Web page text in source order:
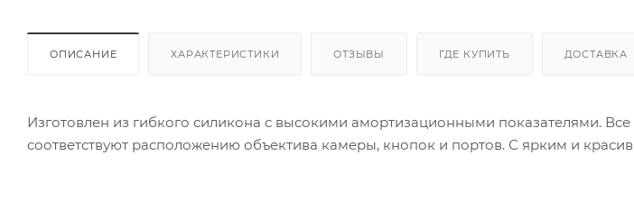
ОПИСАНИЕ ХАРАКТЕРИСТИКИ ОТЗЫВЫ ГДЕ КУПИТЬ ДОСТАВКА
Изготовлен из гибкого силикона с высокими амортизационными показателями. Все
соответствуют расположению объектива камеры, кнопок и портов. С ярким и